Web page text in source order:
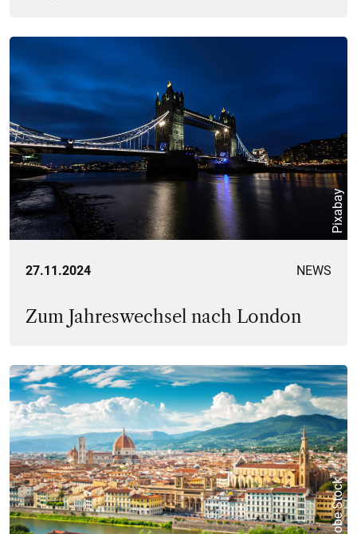
Pixabay
27.11.2024 NEWS
Zum Jahreswechsel nach London